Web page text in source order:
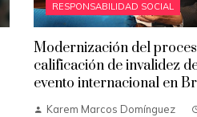
RESPONSABILIDAD SOCIAL
Modernización del
calificación de invalidez
evento internacional en
Karem Marcos Domínguez